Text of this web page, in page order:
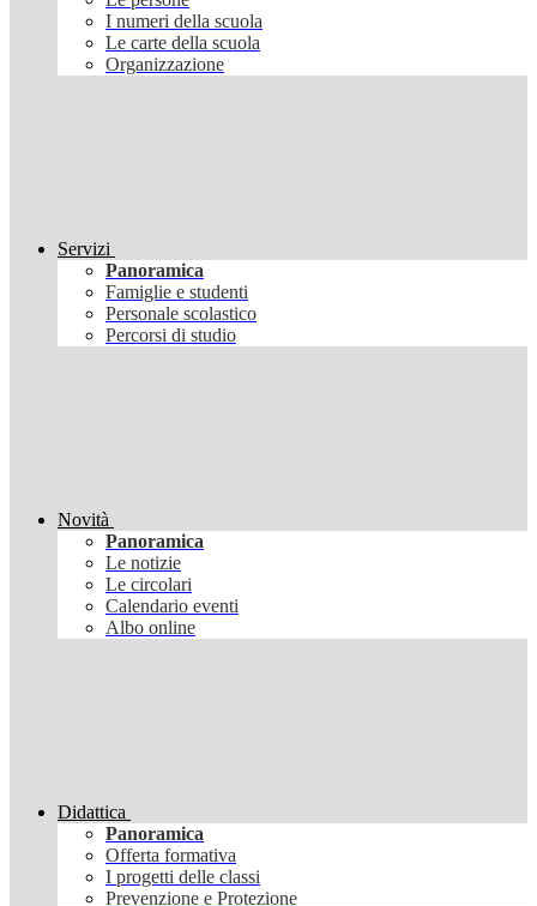
I numeri della scuola
Le carte della scuola
Organizzazione
Servizi
Panoramica
Famiglie e studenti
Personale scolastico
Percorsi di studio
Novità
Panoramica
Le notizie
Le circolari
Calendario eventi
Albo online
Didattica
Panoramica
Offerta formativa
I progetti delle classi
Prevenzione e Protezione